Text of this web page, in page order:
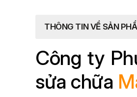
THÔNG TIN VỀ SẢN
Công ty
sửa chữa